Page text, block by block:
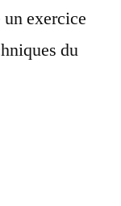
exercice
du